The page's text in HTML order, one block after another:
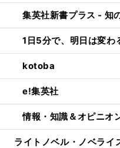
集英社新書プラス - 知
1日5分で、明日は変
kotoba
e!集英社
情報・知識＆オピニオ
ライトノベル・ノベライ